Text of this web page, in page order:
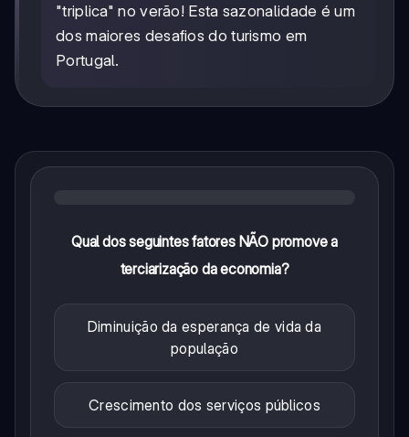
"triplica" no verão! Esta sazonalidade é um
dos maiores desafios do turismo em
Portugal.
Qual dos seguintes fatores NÃO promove a
terciarização da economia?
Diminuição da esperança de vida da
população
Crescimento dos serviços públicos